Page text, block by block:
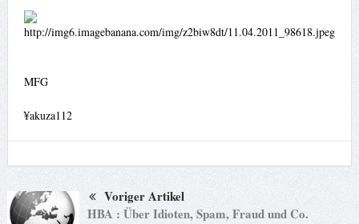
MFG
¥akuza112
Voriger Artikel
HBA : Über Idioten, Spam, Fraud und Co.